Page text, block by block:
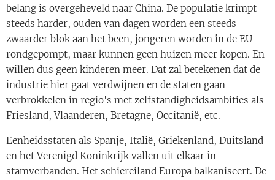
belang is overgeheveld naar China. De populatie krimpt
steeds harder, ouden van dagen worden een steeds
zwaarder blok aan het been, jongeren worden in de EU
rondgepompt, maar kunnen geen huizen meer kopen. En
willen dus geen kinderen meer. Dat zal betekenen dat de
industrie hier gaat verdwijnen en de staten gaan
verbrokkelen in regio's met zelfstandigheidsambities als
Friesland, Vlaanderen, Bretagne, Occitanië, etc.
Eenheidsstaten als Spanje, Italië, Griekenland, Duitsland
en het Verenigd Koninkrijk vallen uit elkaar in
stamverbanden. Het schiereiland Europa balkaniseert. De